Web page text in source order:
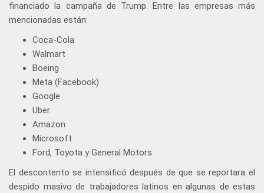
financiado la campaña de Trump. Entre las empresas más
mencionadas están:
Coca-Cola
Walmart
Boeing
Meta (Facebook)
Google
Uber
Amazon
Microsoft
Ford, Toyota y General Motors
El descontento se intensificó después de que se reportara el
despido masivo de trabajadores latinos en algunas de estas